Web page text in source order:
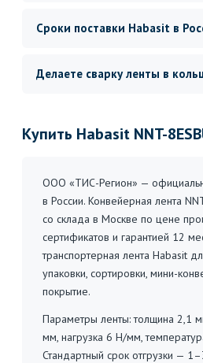
Сроки поставки Habasit в
Делаете сварку ленты в
Купить Habasit NNT-
ООО «ТИС-Регион» —
в России. Конвейерная лента
со склада в Москве по цене
сертификатов и гарантией 12
транспортерная лента Habasit
упаковки, сортировки, мини-
покрытие.
Параметры ленты: толщина 2,1
мм, нагрузка 6 Н/мм,
Стандартный срок отгрузки —